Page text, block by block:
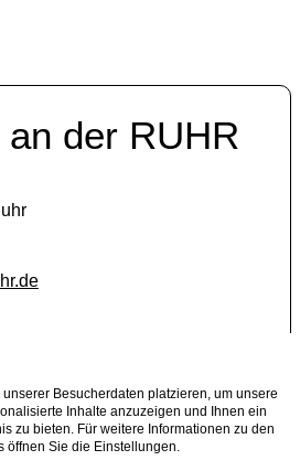
der RUHR
Besucherdaten platzieren, um unsere
Inhalte anzuzeigen und Ihnen ein
zu bieten. Für weitere Informationen zu den
öffnen Sie die Einstellungen.